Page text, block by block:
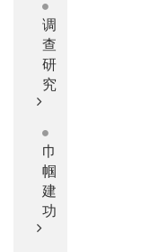
调
查
研
究
巾
帼
建
功